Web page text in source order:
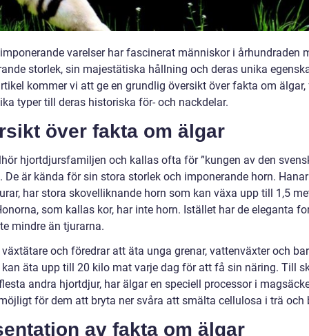
varelser har fascinerat människor i århundraden
storlek, sin majestätiska hållning och deras unika
kommer vi att ge en grundlig översikt över fakta om älgar,
typer till deras historiska för- och nackdelar.
över fakta om älgar
hjortdjursfamiljen och kallas ofta för ”kungen av den
De är kända för sin stora storlek och imponerande horn.
har stora skovelliknande horn som kan växa upp till 1,5
som kallas kor, har inte horn. Istället har de eleganta
mindre än tjurarna.
och föredrar att äta unga grenar, vattenväxter och
kan äta upp till 20 kilo mat varje dag för att få sin näring. Till
andra hjortdjur, har älgar en speciell processor i
för dem att bryta ner svåra att smälta cellulosa i trä och
av fakta om älgar